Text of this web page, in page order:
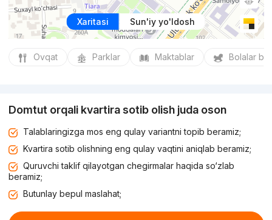
Xaritasi Sun'iy yo'ldosh
Ovqat Parklar Maktablar Bolalar
Domtut orqali kvartira sotib olish juda oson
Talablaringizga mos eng qulay variantni topib beramiz;
Kvartira sotib olishning eng qulay vaqtini aniqlab beramiz;
Quruvchi taklif qilayotgan chegirmalar haqida so‘zlab
beramiz;
Butunlay bepul maslahat;